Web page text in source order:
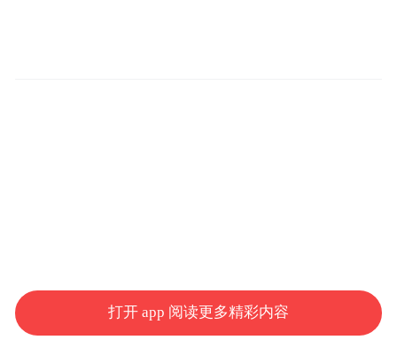
打开 app 阅读更多精彩内容